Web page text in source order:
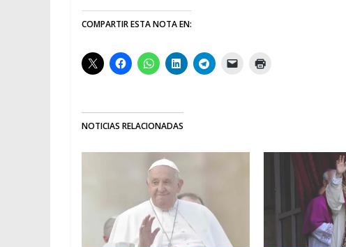
COMPARTIR ESTA NOTA EN:
NOTICIAS RELACIONADAS